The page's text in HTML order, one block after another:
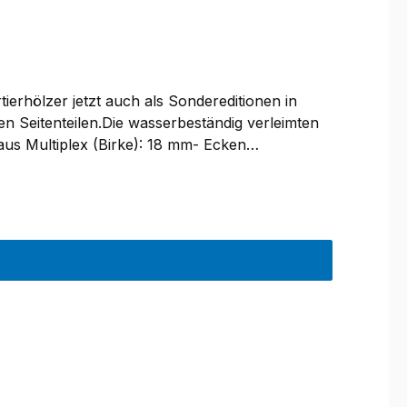
jetzt auch als Sondereditionen in
Seitenteilen.Die wasserbeständig verleimten
Multiplex (Birke): 18 mm- Ecken
ca. 350 g100 x 100 mm, Steg 90 x 25
die Apportierhölzer gelegt und nicht wie in
wird.